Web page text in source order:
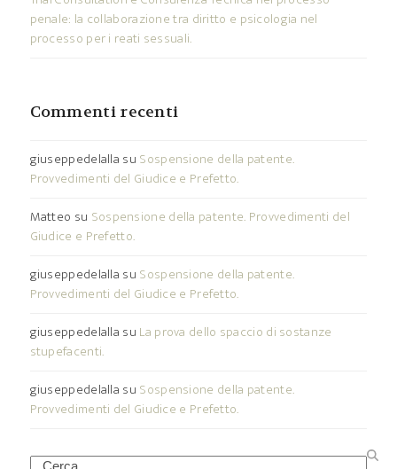
penale: la collaborazione tra diritto e psicologia nel
processo per i reati sessuali.
Commenti recenti
giuseppedelalla su Sospensione della patente.
Provvedimenti del Giudice e Prefetto.
Matteo su Sospensione della patente. Provvedimenti del
Giudice e Prefetto.
giuseppedelalla su Sospensione della patente.
Provvedimenti del Giudice e Prefetto.
giuseppedelalla su La prova dello spaccio di sostanze
stupefacenti.
giuseppedelalla su Sospensione della patente.
Provvedimenti del Giudice e Prefetto.
Search